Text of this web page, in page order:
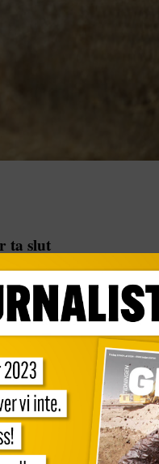
ta slut
i